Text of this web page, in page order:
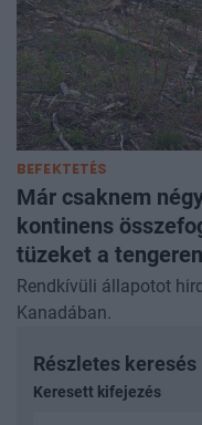
BEFEKTETÉS
Már csaknem
kontinens
tüzeket a
Rendkívüli állapotot
Kanadában.
Részletes keresés
Keresett kifejezés